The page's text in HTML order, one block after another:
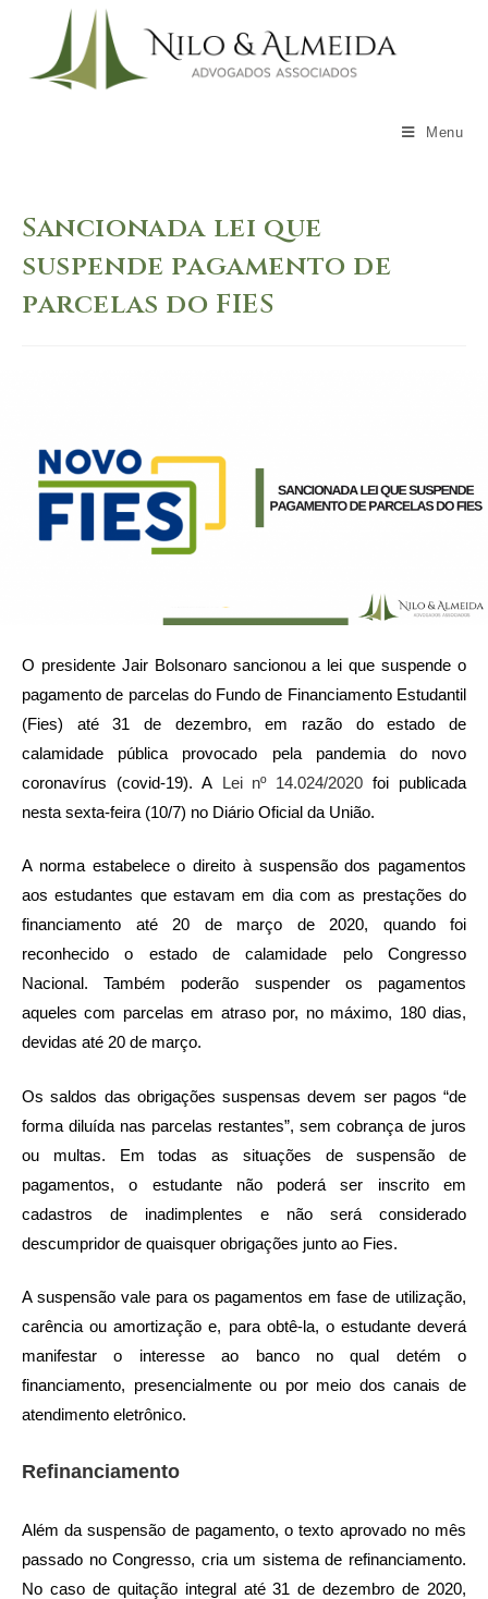
content
Menu
Sancionada lei que
suspende pagamento de
parcelas do FIES
O presidente Jair Bolsonaro sancionou a lei que suspende o
pagamento de parcelas do Fundo de Financiamento Estudantil
(Fies) até 31 de dezembro, em razão do estado de
calamidade pública provocado pela pandemia do novo
coronavírus (covid-19). A Lei nº 14.024/2020 foi publicada
nesta sexta-feira (10/7) no Diário Oficial da União.
A norma estabelece o direito à suspensão dos pagamentos
aos estudantes que estavam em dia com as prestações do
financiamento até 20 de março de 2020, quando foi
reconhecido o estado de calamidade pelo Congresso
Nacional. Também poderão suspender os pagamentos
aqueles com parcelas em atraso por, no máximo, 180 dias,
devidas até 20 de março.
Os saldos das obrigações suspensas devem ser pagos “de
forma diluída nas parcelas restantes”, sem cobrança de juros
ou multas. Em todas as situações de suspensão de
pagamentos, o estudante não poderá ser inscrito em
cadastros de inadimplentes e não será considerado
descumpridor de quaisquer obrigações junto ao Fies.
A suspensão vale para os pagamentos em fase de utilização,
carência ou amortização e, para obtê-la, o estudante deverá
manifestar o interesse ao banco no qual detém o
financiamento, presencialmente ou por meio dos canais de
atendimento eletrônico.
Refinanciamento
Além da suspensão de pagamento, o texto aprovado no mês
passado no Congresso, cria um sistema de refinanciamento.
No caso de quitação integral até 31 de dezembro de 2020,